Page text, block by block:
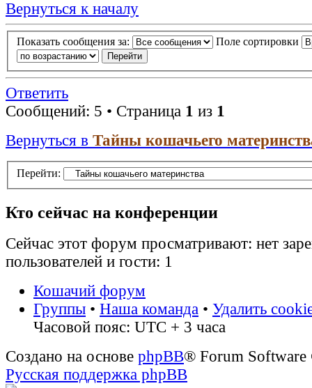
Вернуться к началу
Показать сообщения за: Поле сортировки
Ответить
Сообщений: 5 • Страница 1 из 1
Вернуться в Тайны кошачьего
Перейти:
Кто сейчас на конференции
Сейчас этот форум просматривают: нет
пользователей и гости: 1
Кошачий форум
Группы • Наша команда • Удалить
Часовой пояс: UTC + 3 часа
Создано на основе phpBB® Forum
Русская поддержка phpBB